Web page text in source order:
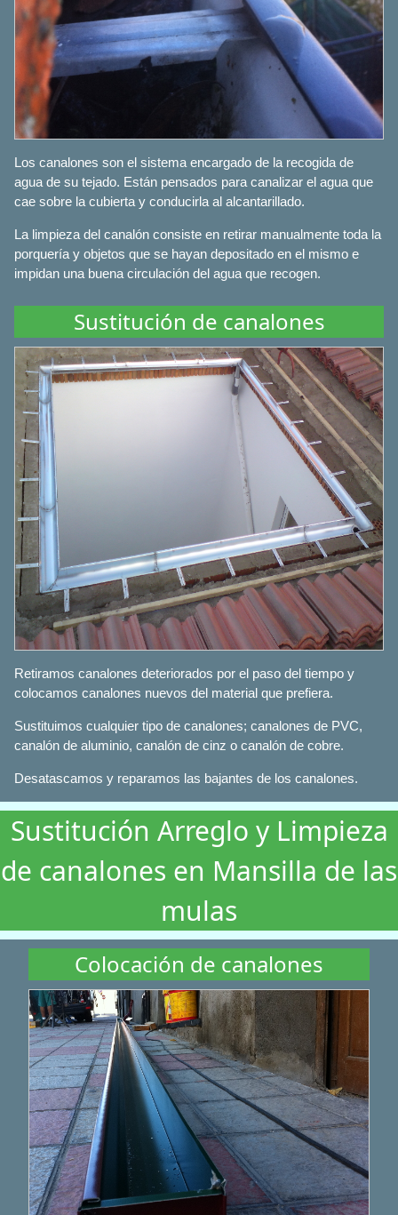
Los canalones son el sistema encargado de la recogida de
agua de su tejado. Están pensados para canalizar el agua que
cae sobre la cubierta y conducirla al alcantarillado.
La limpieza del canalón consiste en retirar manualmente toda la
porquería y objetos que se hayan depositado en el mismo e
impidan una buena circulación del agua que recogen.
Sustitución de canalones
Retiramos canalones deteriorados por el paso del tiempo y
colocamos canalones nuevos del material que prefiera.
Sustituimos cualquier tipo de canalones; canalones de PVC,
canalón de aluminio, canalón de cinz o canalón de cobre.
Desatascamos y reparamos las bajantes de los canalones.
Sustitución Arreglo y Limpieza
de canalones en Mansilla de las
mulas
Colocación de canalones